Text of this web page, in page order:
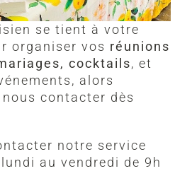
se tient à votre
organiser vos réunions
cocktails, et
alors
nous contacter dès
notre service
au vendredi de 9h